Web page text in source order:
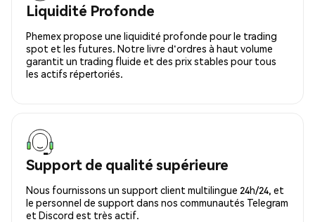
Liquidité Profonde
Phemex propose une liquidité profonde pour le trading
spot et les futures. Notre livre d'ordres à haut volume
garantit un trading fluide et des prix stables pour tous
les actifs répertoriés.
Support de qualité supérieure
Nous fournissons un support client multilingue 24h/24, et
le personnel de support dans nos communautés Telegram
et Discord est très actif.